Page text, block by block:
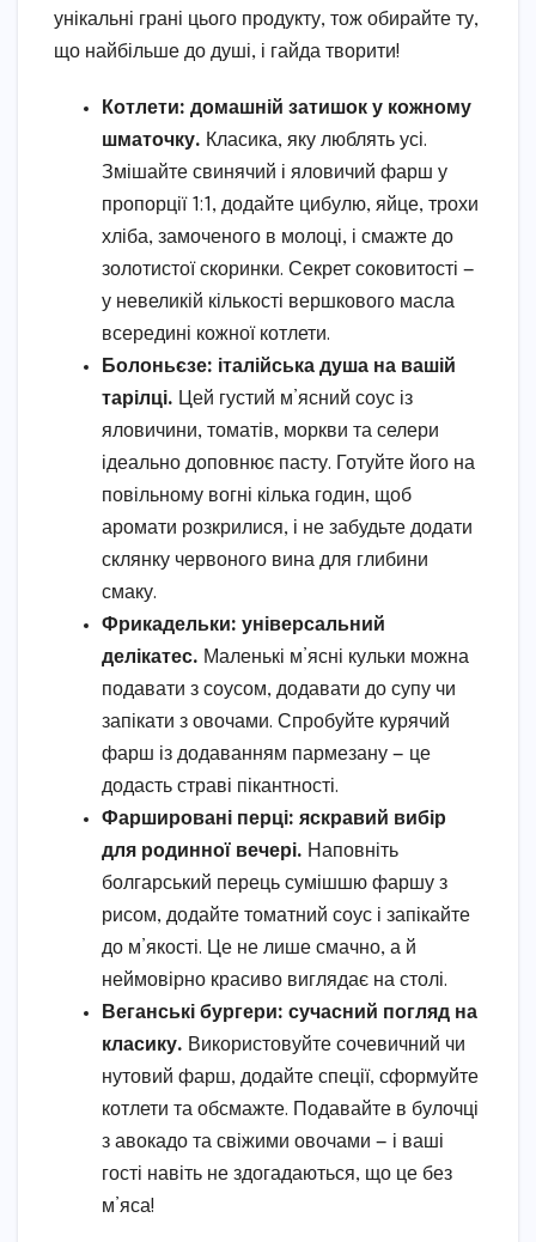
унікальні грані цього продукту, тож обирайте ту,
що найбільше до душі, і гайда творити!
Котлети: домашній затишок у кожному
шматочку. Класика, яку люблять усі.
Змішайте свинячий і яловичий фарш у
пропорції 1:1, додайте цибулю, яйце, трохи
хліба, замоченого в молоці, і смажте до
золотистої скоринки. Секрет соковитості —
у невеликій кількості вершкового масла
всередині кожної котлети.
Болоньєзе: італійська душа на вашій
тарілці. Цей густий м’ясний соус із
яловичини, томатів, моркви та селери
ідеально доповнює пасту. Готуйте його на
повільному вогні кілька годин, щоб
аромати розкрилися, і не забудьте додати
склянку червоного вина для глибини
смаку.
Фрикадельки: універсальний
делікатес. Маленькі м’ясні кульки можна
подавати з соусом, додавати до супу чи
запікати з овочами. Спробуйте курячий
фарш із додаванням пармезану — це
додасть страві пікантності.
Фаршировані перці: яскравий вибір
для родинної вечері. Наповніть
болгарський перець сумішшю фаршу з
рисом, додайте томатний соус і запікайте
до м’якості. Це не лише смачно, а й
неймовірно красиво виглядає на столі.
Веганські бургери: сучасний погляд на
класику. Використовуйте сочевичний чи
нутовий фарш, додайте спеції, сформуйте
котлети та обсмажте. Подавайте в булочці
з авокадо та свіжими овочами — і ваші
гості навіть не здогадаються, що це без
м’яса!